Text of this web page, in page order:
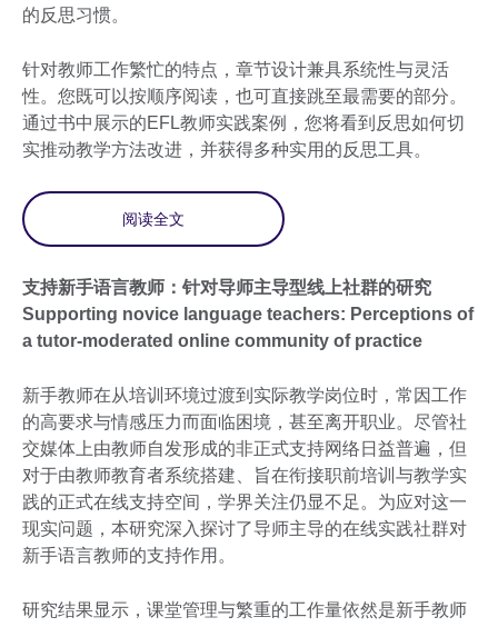
的反思习惯。
针对教师工作繁忙的特点，章节设计兼具系统性与灵活
性。您既可以按顺序阅读，也可直接跳至最需要的部分。
通过书中展示的EFL教师实践案例，您将看到反思如何切
实推动教学方法改进，并获得多种实用的反思工具。
阅读全文
支持新手语言教师：针对导师主导型线上社群的研究
Supporting novice language teachers: Perceptions of
a tutor-moderated online community of practice
新手教师在从培训环境过渡到实际教学岗位时，常因工作
的高要求与情感压力而面临困境，甚至离开职业。尽管社
交媒体上由教师自发形成的非正式支持网络日益普遍，但
对于由教师教育者系统搭建、旨在衔接职前培训与教学实
践的正式在线支持空间，学界关注仍显不足。为应对这一
现实问题，本研究深入探讨了导师主导的在线实践社群对
新手语言教师的支持作用。
研究结果显示，课堂管理与繁重的工作量依然是新手教师